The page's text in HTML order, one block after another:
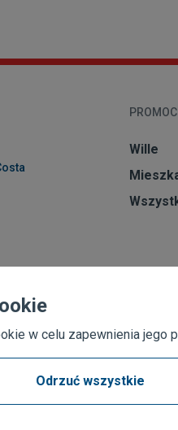
Wille
w celu zapewnienia jego
Odrzuć wszystkie